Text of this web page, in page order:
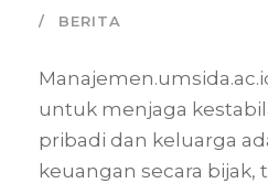
BERITA
untuk menjaga
pribadi dan keluarga
keuangan secara